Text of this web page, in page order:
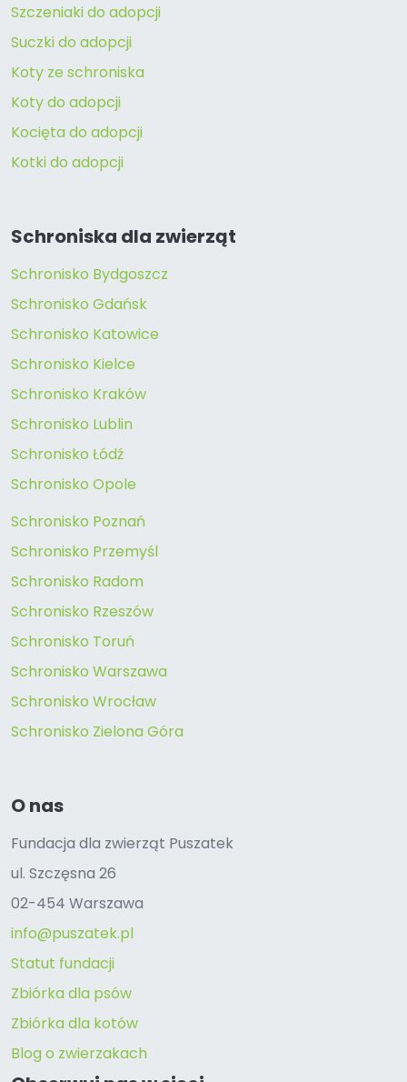
Szczeniaki do adopcji
Suczki do adopcji
Koty ze schroniska
Koty do adopcji
Kocięta do adopcji
Kotki do adopcji
Schroniska dla zwierząt
Schronisko Bydgoszcz
Schronisko Gdańsk
Schronisko Katowice
Schronisko Kielce
Schronisko Kraków
Schronisko Lublin
Schronisko Łódź
Schronisko Opole
Schronisko Poznań
Schronisko Przemyśl
Schronisko Radom
Schronisko Rzeszów
Schronisko Toruń
Schronisko Warszawa
Schronisko Wrocław
Schronisko Zielona Góra
O nas
Fundacja dla zwierząt Puszatek
ul. Szczęsna 26
02-454 Warszawa
info@puszatek.pl
Statut fundacji
Zbiórka dla psów
Zbiórka dla kotów
Blog o zwierzakach